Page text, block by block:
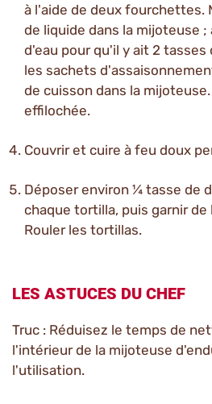
à l'aide de deux fourchettes.
de liquide dans la mijoteuse
d'eau pour qu'il y ait 2 tasses
les sachets
de cuisson dans la
effilochée.
Couvrir et cuire à feu doux
Déposer environ ¼ tasse de
chaque tortilla, puis garnir
Rouler les tortillas.
LES ASTUCES DU CHEF
Truc : Réduisez le temps de
l'intérieur de la mijoteuse
l'utilisation.